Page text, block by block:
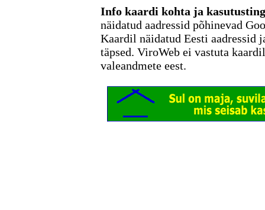
Info kaardi kohta ja
näidatud aadressid põhinevad
Kaardil näidatud Eesti aadressid
täpsed. ViroWeb ei vastuta
valeandmete eest.